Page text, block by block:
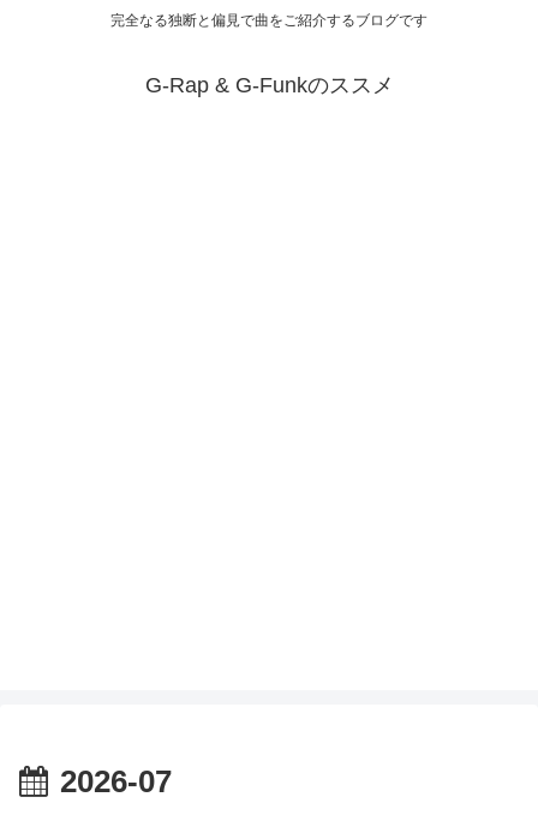
完全なる独断と偏見で曲をご紹介するブログです
G-Rap & G-Funkのススメ
2026-07